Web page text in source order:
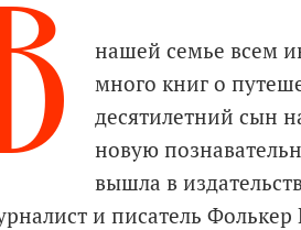
нашей семье всем
много книг о
десятилетний сын
новую
вышла в
и писатель